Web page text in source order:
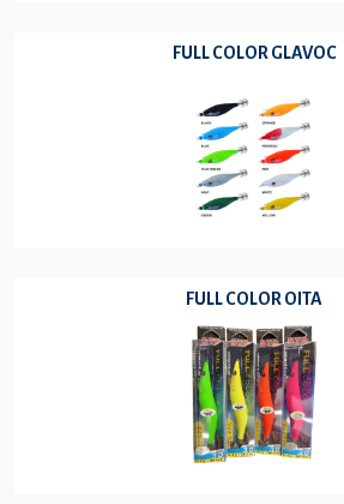
FULL COLOR GLAVOC
FULL COLOR OITA